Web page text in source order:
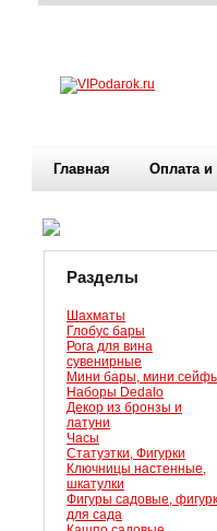
Главная Оплата и
Разделы
Шахматы
Глобус бары
Рога для вина
сувенирные
Мини бары, мини
Наборы Dedalo
Декор из бронзы и
латуни
Часы
Статуэтки, Фигурки
Ключницы настенные,
шкатулки
Фигуры садовые,
для сада